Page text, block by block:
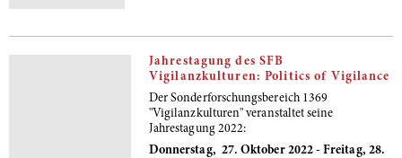
Jahrestagung des SFB
Vigilanzkulturen: Politics of Vigilance
Der Sonderforschungsbereich 1369
"Vigilanzkulturen" veranstaltet seine
Jahrestagung 2022:
Donnerstag, 27. Oktober 2022 - Freitag, 28.